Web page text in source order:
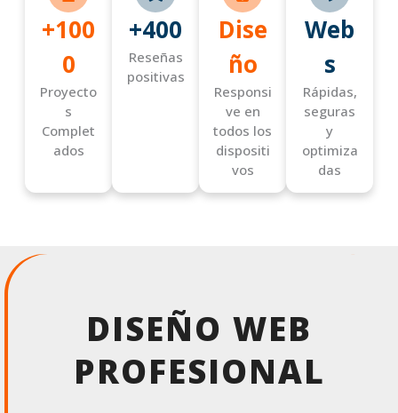
+100
0
Proyecto
s
Complet
ados
+400
Reseñas
positivas
Dise
ño
Responsi
ve en
todos los
dispositi
vos
Web
s
Rápidas,
seguras
y
optimiza
das
DISEÑO WEB
PROFESIONAL